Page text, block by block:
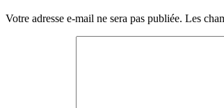
Votre adresse e-mail ne sera pas publiée. Les